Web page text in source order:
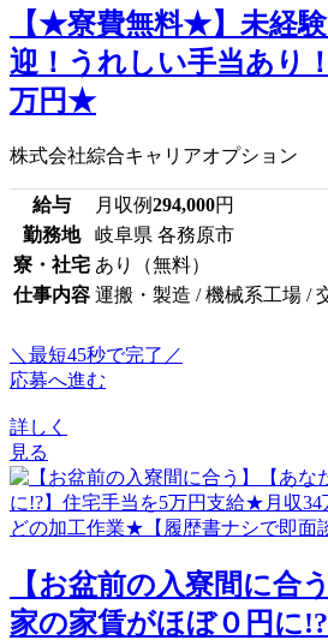
【★寮費無料★】未経
迎！うれしい手当あり
万円★
株式会社綜合キャリアオプション
給与 月収例294,000円
勤務地
岐阜県 各務原市
寮・社宅 あり（無料）
仕事内容 運搬・製造 / 機械系工場 /
＼最短45秒で完了／
応募へ進む
詳しく
見る
【お盆前の入寮間に合
家の家賃がほぼ０円に